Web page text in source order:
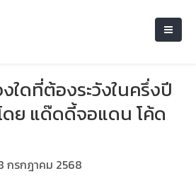
งใดที่ต้องระวังในครึ่งปี
ย แด๊ดดี้จอแดน โค้ด
กรกฎาคม 2568